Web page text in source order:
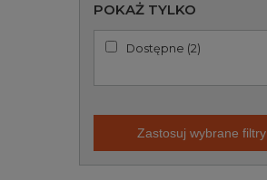
POKAŻ TYLKO
Dostępne (2)
Zastosuj wybrane filtry